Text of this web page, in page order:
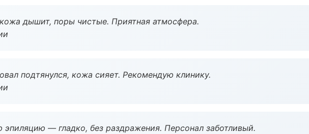
дышит, поры чистые. Приятная атмосфера.
подтянулся, кожа сияет. Рекомендую клинику.
эпиляцию — гладко, без раздражения. Персонал заботливый.